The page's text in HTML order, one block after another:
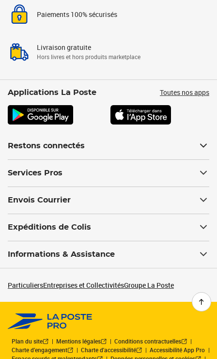
Paiements 100% sécurisés
Livraison gratuite
Hors livres et hors produits marketplace
Applications La Poste Toutes nos apps
Restons connectés
Services Pros
Envois Courrier
Expéditions de Colis
Informations & Assistance
ParticuliersEntreprises et CollectivitésGroupe La Poste
Plan du site Mentions légales
Conditions contractuelles
Charte d’engagement
Charte d'accessibilité
Accessibilité App Pro